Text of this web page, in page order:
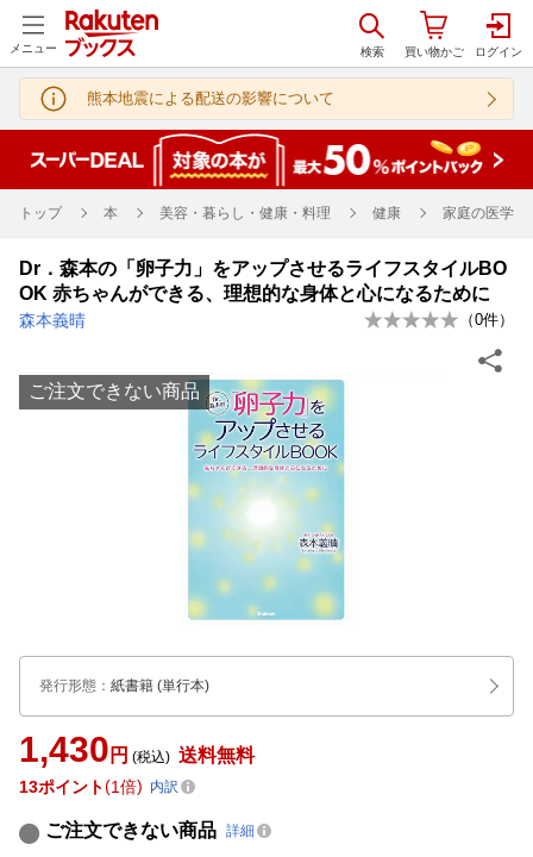
メニュー
熊本地震による配送の影響について
トップ 本 美容・暮らし・健康・料理 健康 家庭の医学
Dr．森本の「卵子力」をアップさせるライフスタイルBO
OK 赤ちゃんができる、理想的な身体と心になるために
森本義晴 （0件）
ご注文できない商品
発行形態 ： 紙書籍 (単行本)
1,430 円 (税込) 送料無料
13ポイント 1倍 内訳
ご注文できない商品 詳細